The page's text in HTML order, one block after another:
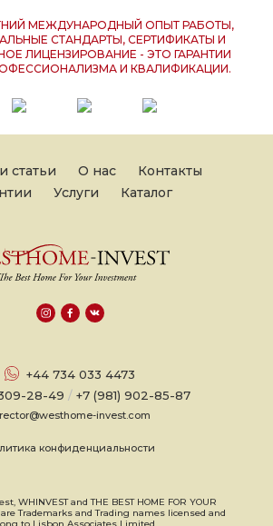
МЕЖДУНАРОДНЫЙ ОПЫТ РАБОТЫ,
СТАНДАРТЫ, СЕРТИФИКАТЫ И
ЛИЦЕНЗИРОВАНИЕ - ЭТО ГАРАНТИИ
И КВАЛИФИКАЦИИ.
статьи О нас
Контакты
Услуги Каталог
+44 734 033 4473
28-49 / +7 (981) 902-85-87
invest.com
конфиденциальности
WHINVEST and THE BEST HOME FOR YOUR
are Trademarks and Trading names licensed and
to Lisbon Associates Limited